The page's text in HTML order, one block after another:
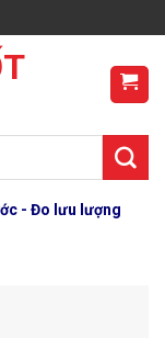
- Đo lưu lượng